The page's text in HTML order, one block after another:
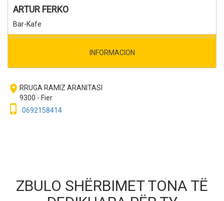
ARTUR FERKO
Bar-Kafe
INFORMACION
room RRUGA RAMIZ ARANITASI
9300 - Fier
phone_iphone 0692158414
ZBULO SHËRBIMET TONA TË